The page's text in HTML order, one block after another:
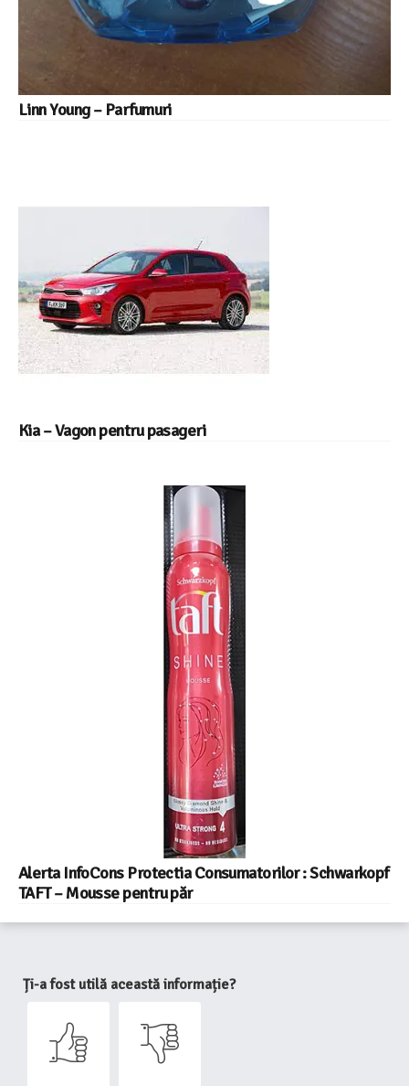
Linn Young – Parfumuri
Kia – Vagon pentru pasageri
Alerta InfoCons Protectia Consumatorilor : Schwarkopf
TAFT – Mousse pentru păr
Ți-a fost utilă această informație?